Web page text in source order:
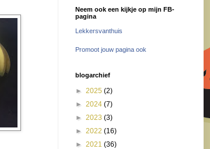
Neem ook een kijkje op mijn FB-
pagina
Lekkersvanthuis
Promoot jouw pagina ook
blogarchief
► 2025 (2)
► 2024 (7)
► 2023 (3)
► 2022 (16)
► 2021 (36)